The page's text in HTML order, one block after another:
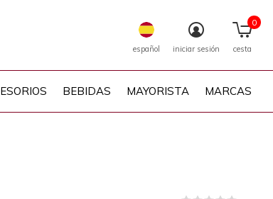
BEBIDAS MAYORISTA MARCAS
español iniciar sesión cesta
0